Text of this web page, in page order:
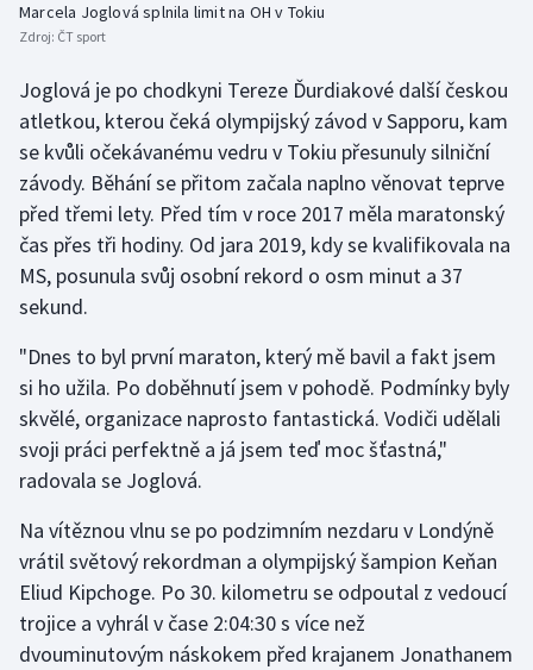
Sportovní střelba
Stolní tenis
Triatlon
Veslování
Vodní slalom
Volejbal
Ostatní
Marcela Joglová splnila limit na OH v Tokiu
Zdroj: ČT sport
Joglová je po chodkyni Tereze Ďurdiakové další českou
atletkou, kterou čeká olympijský závod v Sapporu, kam
se kvůli očekávanému vedru v Tokiu přesunuly silniční
závody. Běhání se přitom začala naplno věnovat teprve
před třemi lety. Před tím v roce 2017 měla maratonský
čas přes tři hodiny. Od jara 2019, kdy se kvalifikovala na
MS, posunula svůj osobní rekord o osm minut a 37
sekund.
"Dnes to byl první maraton, který mě bavil a fakt jsem
si ho užila. Po doběhnutí jsem v pohodě. Podmínky byly
skvělé, organizace naprosto fantastická. Vodiči udělali
svoji práci perfektně a já jsem teď moc šťastná,"
radovala se Joglová.
Na vítěznou vlnu se po podzimním nezdaru v Londýně
vrátil světový rekordman a olympijský šampion Keňan
Eliud Kipchoge. Po 30. kilometru se odpoutal z vedoucí
trojice a vyhrál v čase 2:04:30 s více než
dvouminutovým náskokem před krajanem Jonathanem